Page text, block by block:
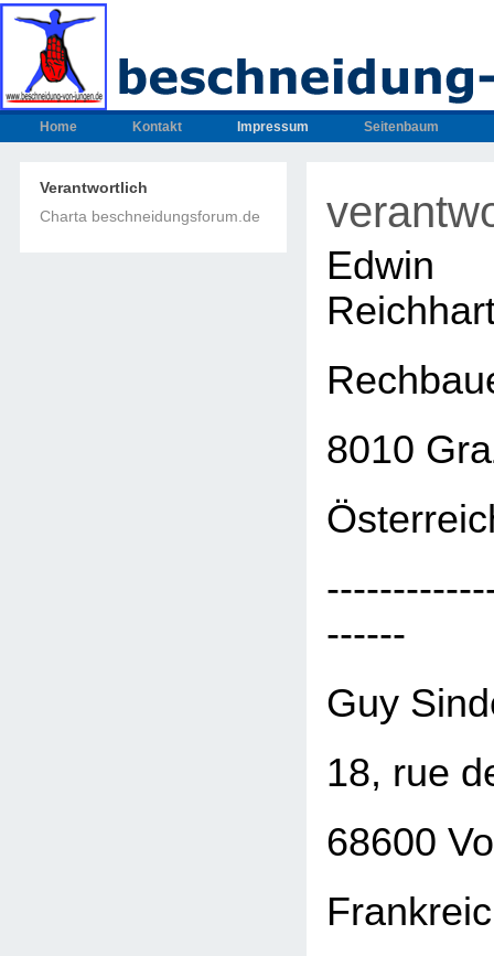
Home Kontakt Impressum Seitenbaum
Verantwortlich
Charta beschneidungsforum.de
8010
------
Guy
18, rue
68600